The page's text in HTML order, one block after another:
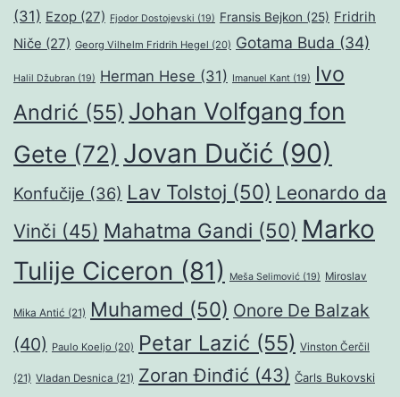
(31) Ezop (27) Fjodor Dostojevski (19) Fransis Bejkon (25) Fridrih
Niče (27) Georg Vilhelm Fridrih Hegel (20) Gotama Buda (34)
Halil Džubran (19) Herman Hese (31) Imanuel Kant (19)
Ivo
Andrić (55) Johan Volfgang fon
Gete (72) Jovan Dučić (90)
Konfučije (36) Lav Tolstoj (50) Leonardo da
Vinči (45) Mahatma Gandi (50) Marko
Tulije Ciceron (81) Meša Selimović (19) Miroslav
Mika Antić (21) Muhamed (50) Onore De Balzak
(40) Paulo Koeljo (20) Petar Lazić (55) Vinston Čerčil
(21) Vladan Desnica (21) Zoran Đinđić (43) Čarls Bukovski